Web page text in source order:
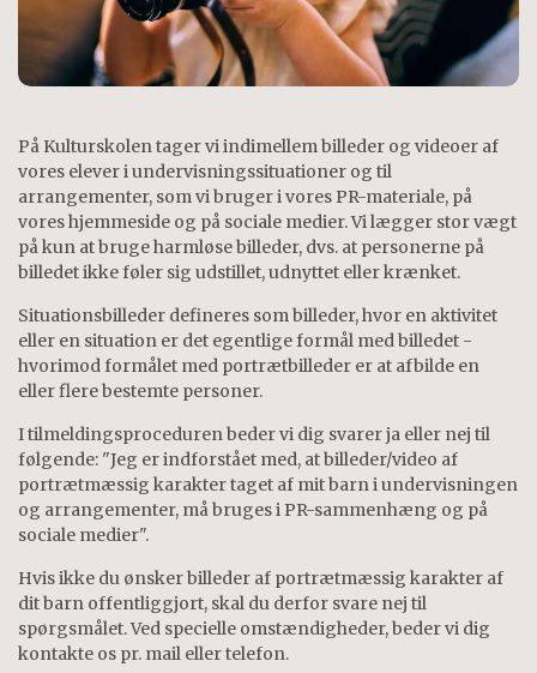
På Kulturskolen tager vi indimellem billeder og videoer af
vores elever i undervisningssituationer og til
arrangementer, som vi bruger i vores PR-materiale, på
vores hjemmeside og på sociale medier. Vi lægger stor vægt
på kun at bruge harmløse billeder, dvs. at personerne på
billedet ikke føler sig udstillet, udnyttet eller krænket.
Situationsbilleder defineres som billeder, hvor en aktivitet
eller en situation er det egentlige formål med billedet -
hvorimod formålet med portrætbilleder er at afbilde en
eller flere bestemte personer.
I tilmeldingsproceduren beder vi dig svarer ja eller nej til
følgende: "Jeg er indforstået med, at billeder/video af
portrætmæssig karakter taget af mit barn i undervisningen
og arrangementer, må bruges i PR-sammenhæng og på
sociale medier".
Hvis ikke du ønsker billeder af portrætmæssig karakter af
dit barn offentliggjort, skal du derfor svare nej til
spørgsmålet. Ved specielle omstændigheder, beder vi dig
kontakte os pr. mail eller telefon.